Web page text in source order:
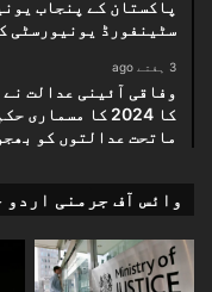
پاکستان کے پنجاب
سٹینفورڈ یونیورسٹی
3 ہفتے ago
وفاقی آئینی عدالت
کا 2024 کا
ماتحت عدالتوں کو
وائس آف جرمنی اردو